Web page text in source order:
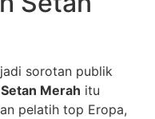
sorotan publik
Setan Merah itu
pelatih top Eropa,